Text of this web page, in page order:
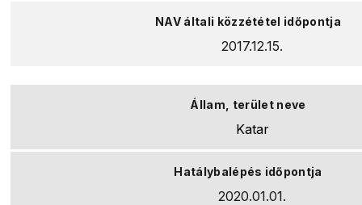
2017.12.15.
Katar
2020.01.01.